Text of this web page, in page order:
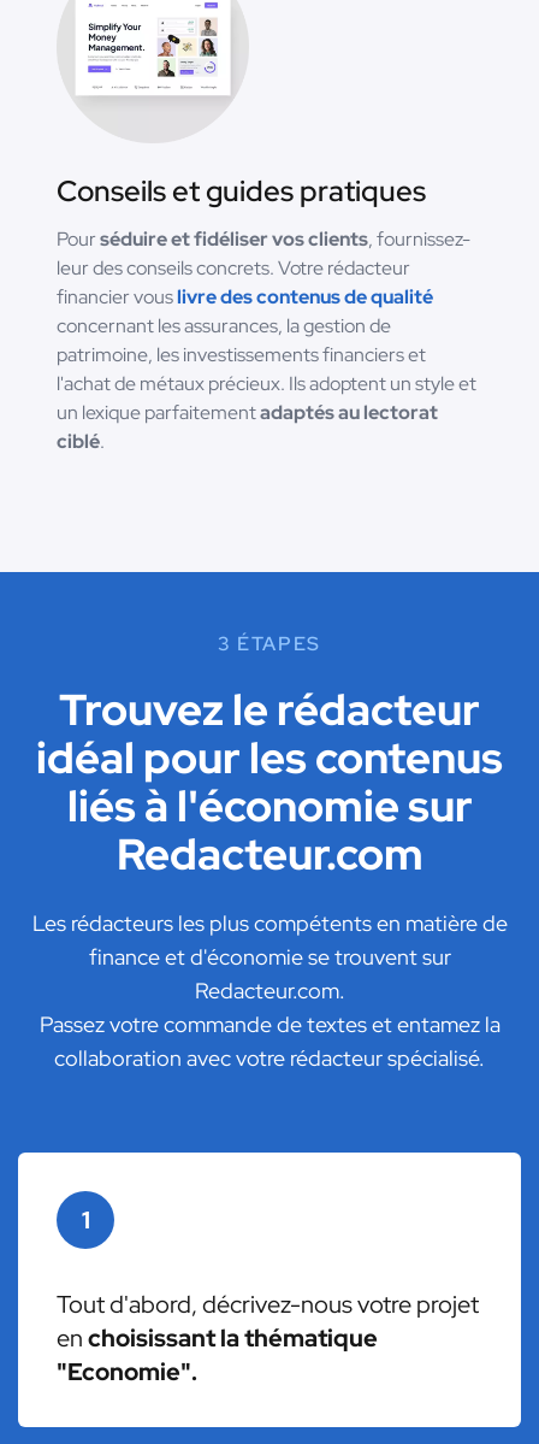
Conseils et guides pratiques
Pourséduire et fidéliser vos clients, fournissez-
leur des conseils concrets. Votre rédacteur
financier vouslivre des contenus de qualité
concernant les assurances, la gestion de
patrimoine, les investissements financiers et
l'achat de métaux précieux. Ils adoptent un style et
un lexique parfaitementadaptés au lectorat
ciblé.
3 ÉTAPES
Trouvez le rédacteur
idéal pour les contenus
liés à l'économie sur
Redacteur.com
Les rédacteurs les plus compétents en matière de
finance et d'économie se trouvent sur
Redacteur.com.
Passez votre commande de textes et entamez la
collaboration avec votre rédacteur spécialisé.
1
Tout d'abord, décrivez-nous votre projet
enchoisissant la thématique
"Economie".